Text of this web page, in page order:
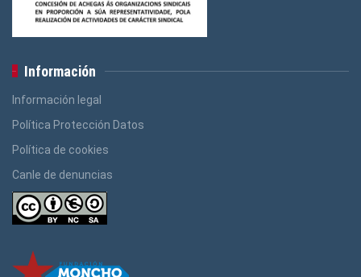
Información
Información legal
Política Protección Datos
Política de cookies
Canle de denuncias